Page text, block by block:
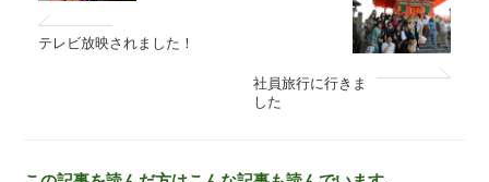
テレビ放映されました！
社員旅行に行きま
した